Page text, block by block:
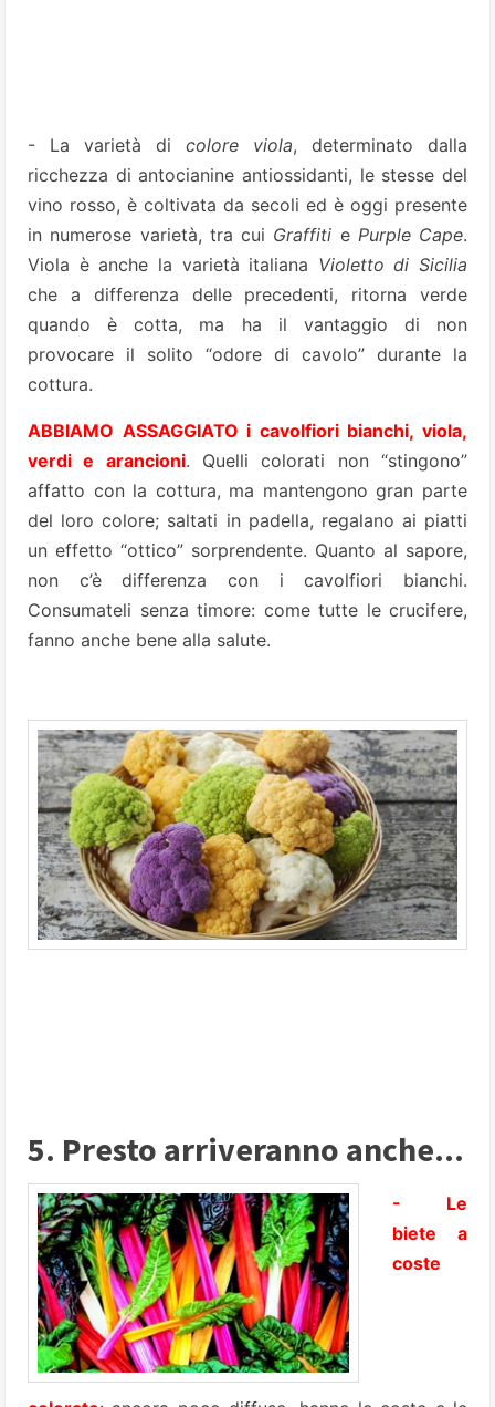
- La varietà di colore viola, determinato dalla
ricchezza di antocianine antiossidanti, le stesse del
vino rosso, è coltivata da secoli ed è oggi presente
in numerose varietà, tra cui Graffiti e Purple Cape.
Viola è anche la varietà italiana Violetto di Sicilia
che a differenza delle precedenti, ritorna verde
quando è cotta, ma ha il vantaggio di non
provocare il solito “odore di cavolo” durante la
cottura.
ABBIAMO ASSAGGIATO i cavolfiori bianchi, viola,
verdi e arancioni. Quelli colorati non “stingono”
affatto con la cottura, ma mantengono gran parte
del loro colore; saltati in padella, regalano ai piatti
un effetto “ottico” sorprendente. Quanto al sapore,
non c’è differenza con i cavolfiori bianchi.
Consumateli senza timore: come tutte le crucifere,
fanno anche bene alla salute.
5. Presto arriveranno anche...
- Le
biete a
coste